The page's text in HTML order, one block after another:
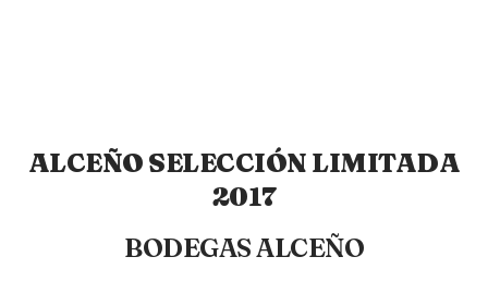
ALCEÑO SELECCIÓN LIMITADA
2017
BODEGAS ALCEÑO